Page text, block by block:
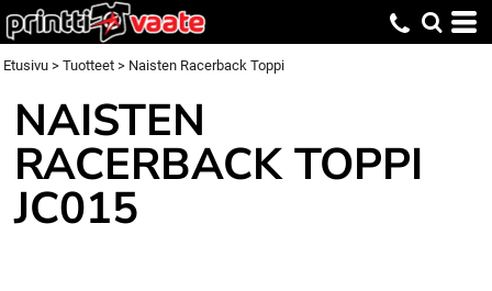
Etusivu > Tuotteet > Naisten Racerback Toppi
NAISTEN
RACERBACK TOPPI
JC015